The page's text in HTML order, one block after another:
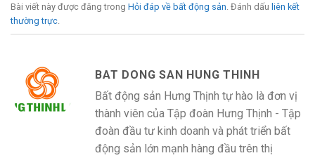
Bài viết này được đăng trong Hỏi đáp về bất động sản . Đánh dấu liên kết
thường trực
BAT DONG SAN HUNG THINH
Bất động sản Hưng Thịnh tự hào là đơn vị
thành viên của Tập đoàn Hưng Thịnh - Tập
đoàn đầu tư kinh doanh và phát triển bất
động sản lớn mạnh hàng đầu trên thị